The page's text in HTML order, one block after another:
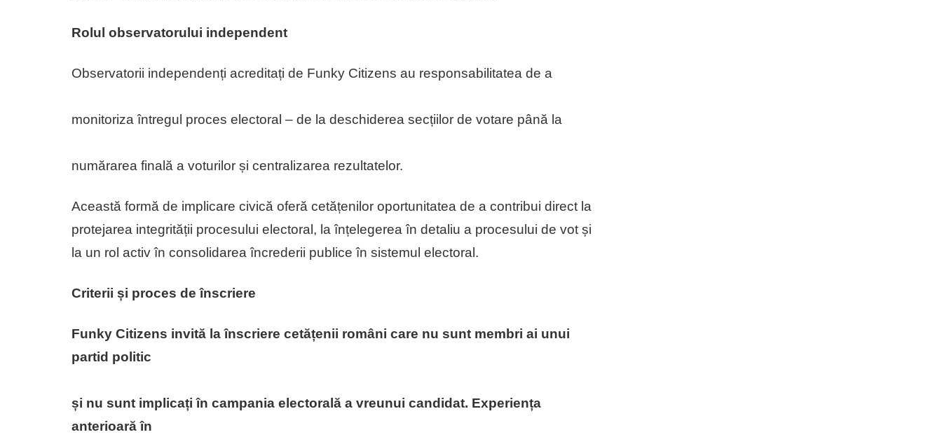
Rolul observatorului independent
Observatorii independenți acreditați de Funky Citizens au responsabilitatea de a
monitoriza întregul proces electoral – de la deschiderea secțiilor de votare până la
numărarea finală a voturilor și centralizarea rezultatelor.
Această formă de implicare civică oferă cetățenilor oportunitatea de a contribui direct la
protejarea integrității procesului electoral, la înțelegerea în detaliu a procesului de vot și
la un rol activ în consolidarea încrederii publice în sistemul electoral.
Criterii și proces de înscriere
Funky Citizens invită la înscriere cetățenii români care nu sunt membri ai unui
partid politic
și nu sunt implicați în campania electorală a vreunui candidat. Experiența
anterioară în